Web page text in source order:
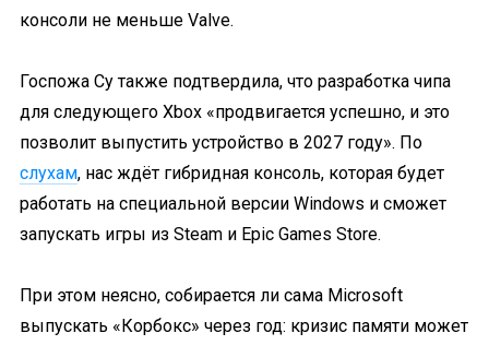
консоли не меньше Valve.
Госпожа Су также подтвердила, что разработка чипа
для следующего Xbox «продвигается успешно, и это
позволит выпустить устройство в 2027 году». По
слухам, нас ждёт гибридная консоль, которая будет
работать на специальной версии Windows и сможет
запускать игры из Steam и Epic Games Store.
При этом неясно, собирается ли сама Microsoft
выпускать «Корбокс» через год: кризис памяти может